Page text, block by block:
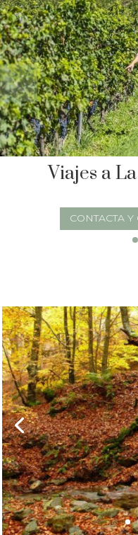
Viajes a
CONTACTA